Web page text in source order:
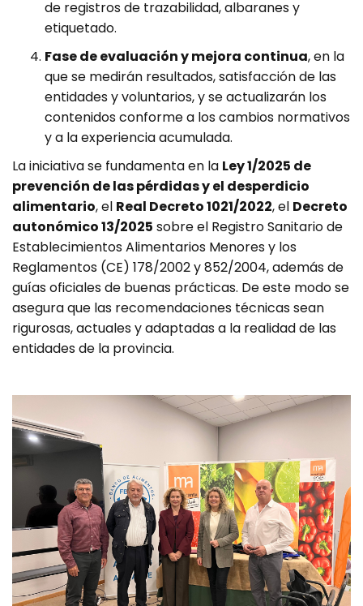
de registros de trazabilidad, albaranes y
etiquetado.
Fase de evaluación y mejora continua, en la
que se medirán resultados, satisfacción de las
entidades y voluntarios, y se actualizarán los
contenidos conforme a los cambios normativos
y a la experiencia acumulada.
La iniciativa se fundamenta en la Ley 1/2025 de
prevención de las pérdidas y el desperdicio
alimentario, el Real Decreto 1021/2022, el Decreto
autonómico 13/2025 sobre el Registro Sanitario de
Establecimientos Alimentarios Menores y los
Reglamentos (CE) 178/2002 y 852/2004, además de
guías oficiales de buenas prácticas. De este modo se
asegura que las recomendaciones técnicas sean
rigurosas, actuales y adaptadas a la realidad de las
entidades de la provincia.